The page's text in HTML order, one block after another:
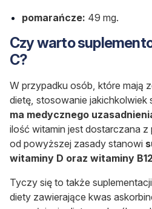
pomarańcze: 49 mg.
Czy warto
C?
W przypadku osób, które mają
dietę, stosowanie jakichkolwiek
ma medycznego
ilość witamin jest dostarczana
od powyższej zasady stanowi
witaminy D oraz witaminy B12
Tyczy się to także
diety zawierające kwas